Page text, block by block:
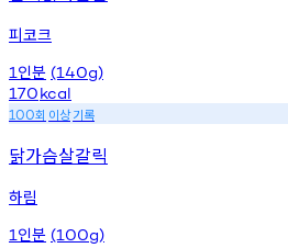
피코크
1 인분 (140g)
170kcal
100회 이상기록
닭가슴살갈릭
하림
1 인분 (100g)